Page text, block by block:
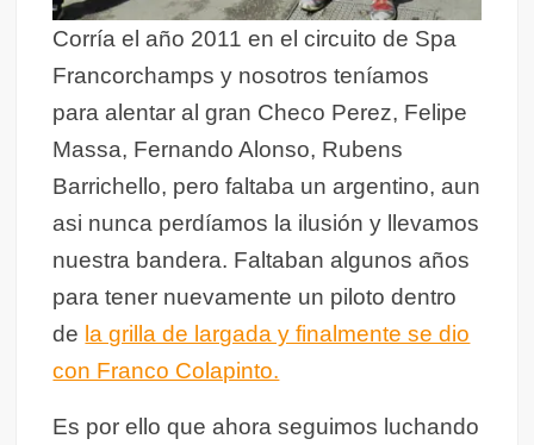
Corría el año 2011 en el circuito de Spa
Francorchamps y nosotros teníamos
para alentar al gran Checo Perez, Felipe
Massa, Fernando Alonso, Rubens
Barrichello, pero faltaba un argentino, aun
asi nunca perdíamos la ilusión y llevamos
nuestra bandera. Faltaban algunos años
para tener nuevamente un piloto dentro
de la grilla de largada y finalmente se dio
con Franco Colapinto.
Es por ello que ahora seguimos luchando